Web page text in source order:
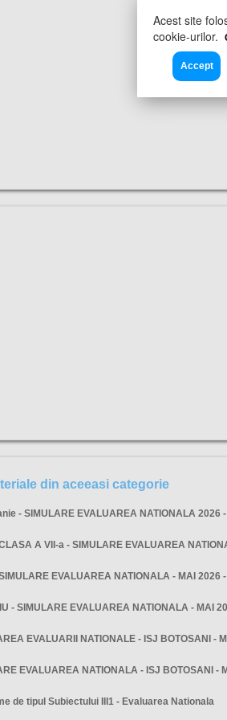
din aceeasi categorie
- SIMULARE EVALUAREA NATIONALA 2026
A VII-a - SIMULARE EVALUAREA
EVALUAREA NATIONALA - MAI 2026
- SIMULARE EVALUAREA NATIONALA - MAI
EVALUARII NATIONALE - ISJ BOTOSANI -
EVALUAREA NATIONALA - ISJ BOTOSANI -
de tipul Subiectului III1 - Evaluarea Nationala
Acest site
cookie-urilor.
Accept